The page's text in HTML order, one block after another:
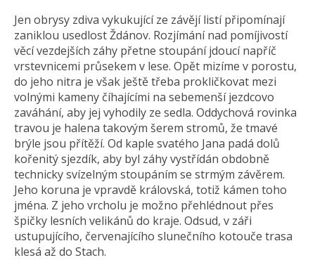
Jen obrysy zdiva vykukující ze závějí listí připomínají
zaniklou usedlost Ždánov. Rozjímání nad pomíjivostí
věcí vezdejších záhy přetne stoupání jdoucí napříč
vrstevnicemi průsekem v lese. Opět mizíme v porostu,
do jeho nitra je však ještě třeba prokličkovat mezi
volnými kameny číhajícími na sebemenší jezdcovo
zaváhání, aby jej vyhodily ze sedla. Oddychová rovinka
travou je halena takovým šerem stromů, že tmavé
brýle jsou přítěží. Od kaple svatého Jana padá dolů
kořenitý sjezdík, aby byl záhy vystřídán obdobně
technicky svízelným stoupáním se strmým závěrem.
Jeho koruna je vpravdě královská, totiž kámen toho
jména. Z jeho vrcholu je možno přehlédnout přes
špičky lesních velikánů do kraje. Odsud, v záři
ustupujícího, červenajícího slunečního kotouče trasa
klesá až do Stach.